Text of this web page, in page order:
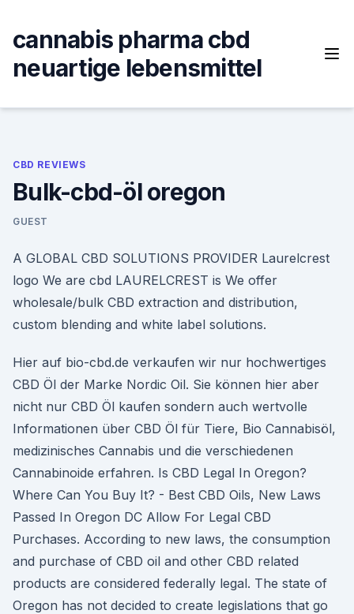
content
cannabis pharma cbd
neuartige lebensmittel
CBD REVIEWS
Bulk-cbd-öl oregon
GUEST
A GLOBAL CBD SOLUTIONS PROVIDER Laurelcrest
logo We are cbd LAURELCREST is We offer
wholesale/bulk CBD extraction and distribution,
custom blending and white label solutions.
Hier auf bio-cbd.de verkaufen wir nur hochwertiges
CBD Öl der Marke Nordic Oil. Sie können hier aber
nicht nur CBD Öl kaufen sondern auch wertvolle
Informationen über CBD Öl für Tiere, Bio Cannabisöl,
medizinisches Cannabis und die verschiedenen
Cannabinoide erfahren. Is CBD Legal In Oregon?
Where Can You Buy It? - Best CBD Oils, New Laws
Passed In Oregon DC Allow For Legal CBD
Purchases. According to new laws, the consumption
and purchase of CBD oil and other CBD related
products are considered federally legal. The state of
Oregon has not decided to create legislations that go